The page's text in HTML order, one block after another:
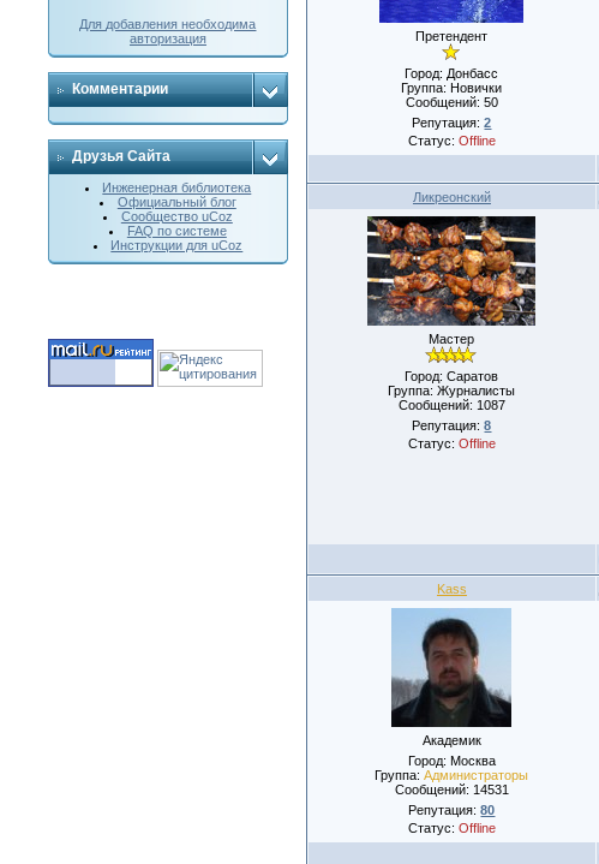
Для добавления необходима
авторизация
Комментарии
Друзья Сайта
Инженерная библиотека
Официальный блог
Сообщество uCoz
FAQ по системе
Инструкции для uCoz
Претендент
Город: Донбасс
Группа: Новички
Сообщений: 50
Репутация:2
Статус: Offline
Ликреонский
Мастер
Город: Саратов
Группа: Журналисты
Сообщений: 1087
Репутация:8
Статус: Offline
Kass
Академик
Город: Москва
Группа:Администраторы
Сообщений: 14531
Репутация:80
Статус: Offline